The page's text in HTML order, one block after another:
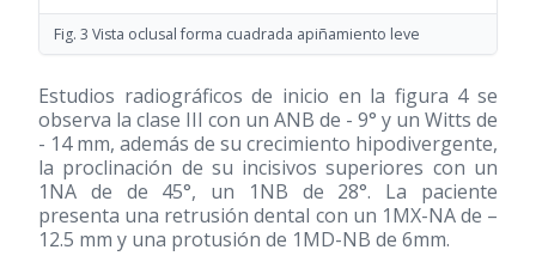
Fig. 3 Vista oclusal forma cuadrada apiñamiento leve
Estudios radiográficos de inicio en la figura 4 se
observa la clase III con un ANB de - 9° y un Witts de
- 14 mm, además de su crecimiento hipodivergente,
la proclinación de su incisivos superiores con un
1NA de de 45°, un 1NB de 28°. La paciente
presenta una retrusión dental con un 1MX-NA de –
12.5 mm y una protusión de 1MD-NB de 6mm.